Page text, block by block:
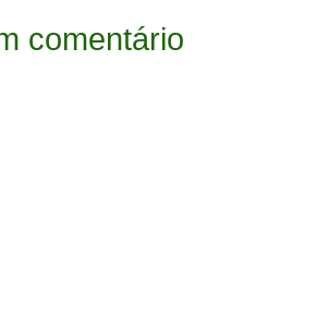
comentário